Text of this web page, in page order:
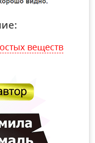
веществ